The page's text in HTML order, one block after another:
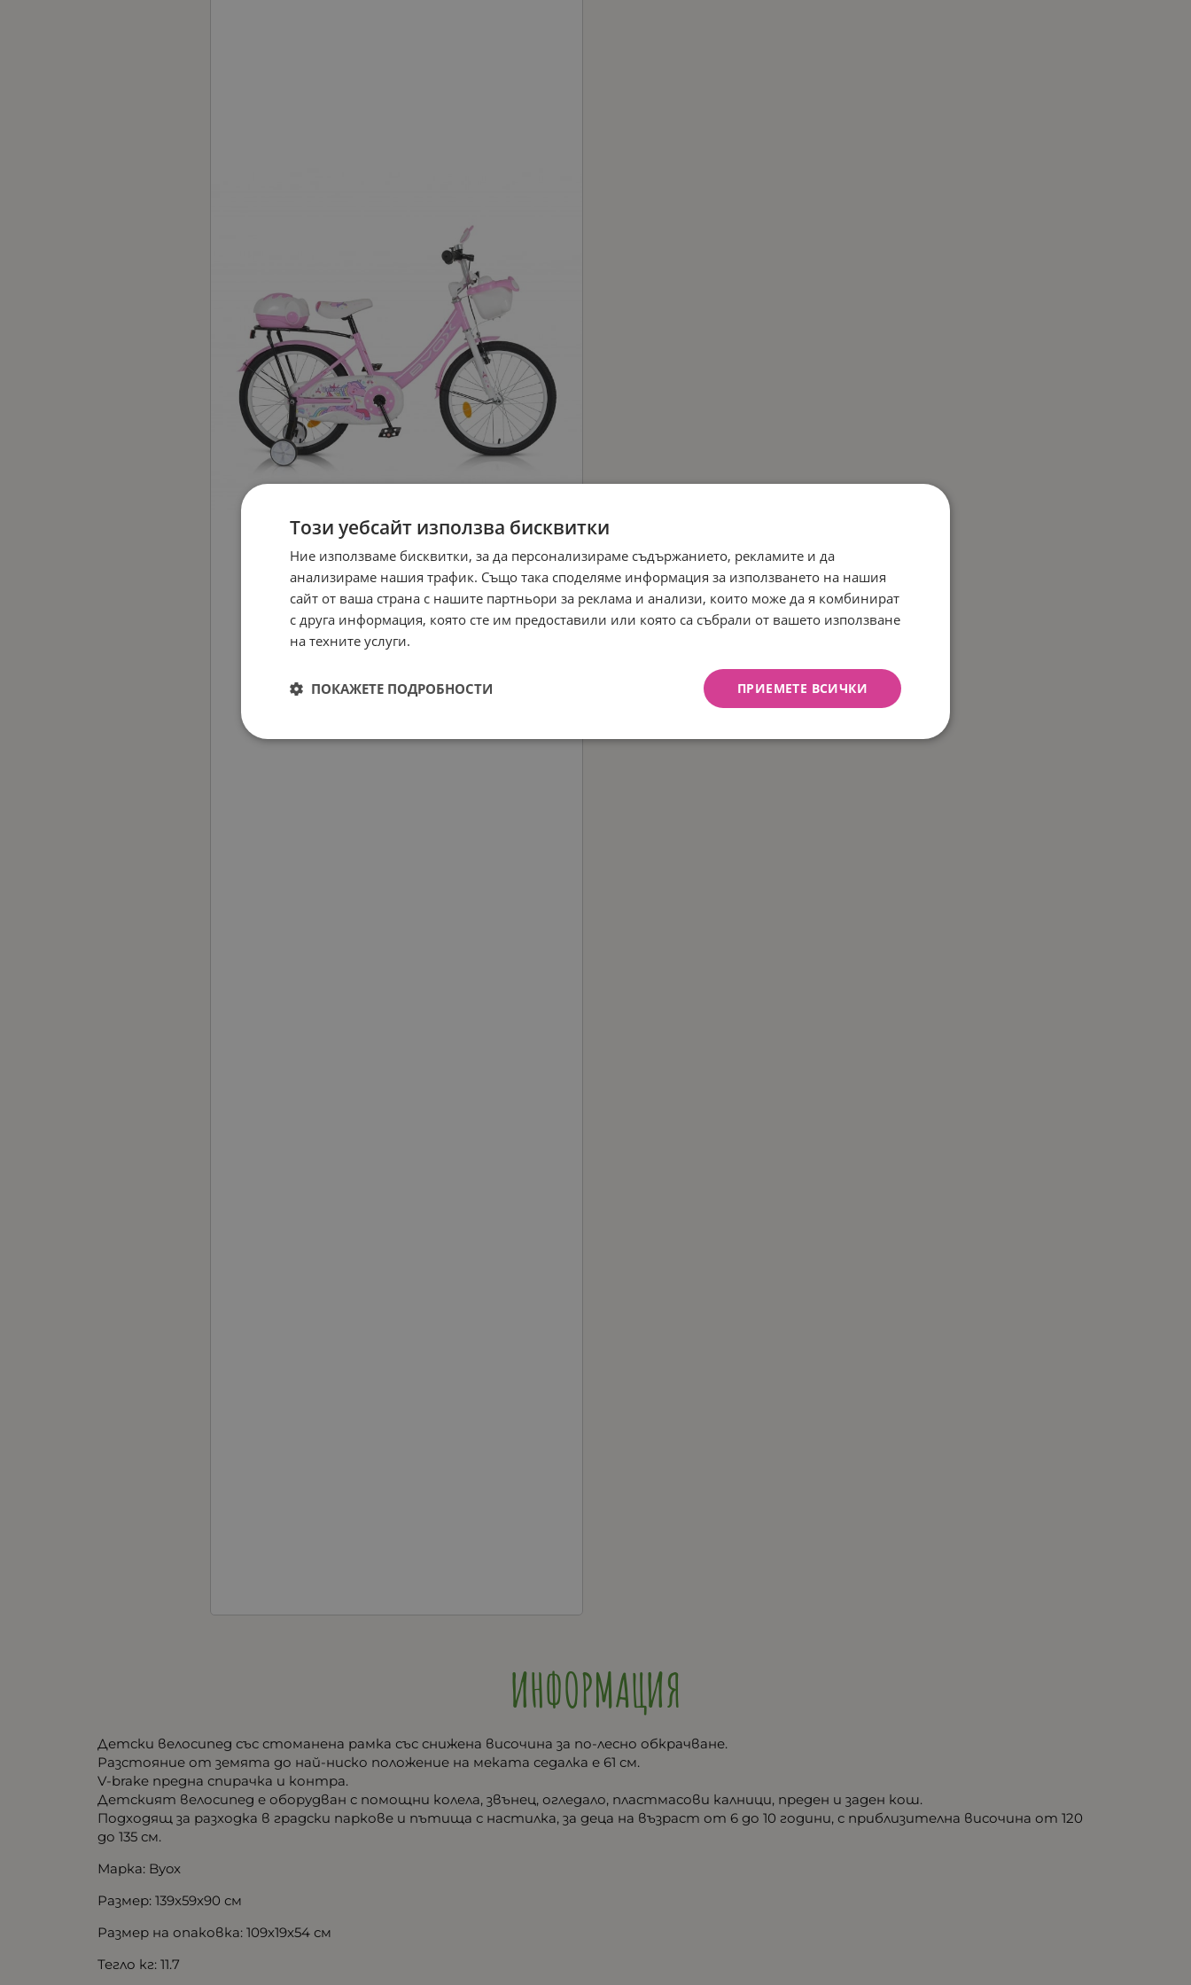
ИНФОРМАЦИЯ
Детски велосипед със стоманена рамка със снижена височина за по-лесно обкрачване.
Разстояние от земята до най-ниско положение на меката седалка е 61 см.
V-brake предна спирачка и контра.
Детският велосипед е оборудван с помощни колела, звънец, огледало, пластмасови калници, преден и заден кош.
Подходящ за разходка в градски паркове и пътища с настилка, за деца на възраст от 6 до 10 години, с приблизителна височина от 120
до 135 см.
Марка: Byox
Размер: 139x59x90 см
Размер на опаковка: 109x19x54 см
Тегло кг: 11.7
Този уебсайт използва бисквитки
Ние използваме бисквитки, за да персонализираме съдържанието, рекламите и да
анализираме нашия трафик. Също така споделяме информация за използването на нашия
сайт от ваша страна с нашите партньори за реклама и анализи, които може да я комбинират
с друга информация, която сте им предоставили или която са събрали от вашето използване
на техните услуги.
ПРИЕМЕТЕ ВСИЧКИ
ПОКАЖЕТЕ ПОДРОБНОСТИ